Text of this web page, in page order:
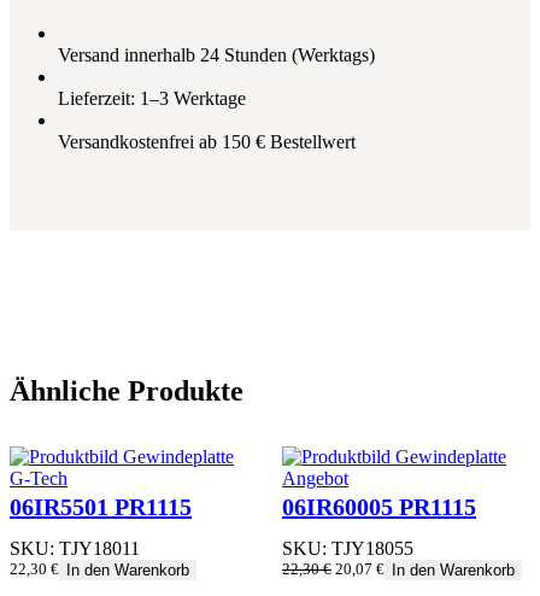
Versand innerhalb 24 Stunden (Werktags)
Lieferzeit: 1–3 Werktage
Versandkostenfrei ab 150 € Bestellwert
Ähnliche Produkte
G-Tech
06IR5501 PR1115
SKU: TJY18011
22,30 € In den Warenkorb
AngebotProdukt
im
Angebot
06IR60005 PR1115
SKU: TJY18055
22,30€ Ursprünglicher
20,07 €Aktueller
In den Warenkorb